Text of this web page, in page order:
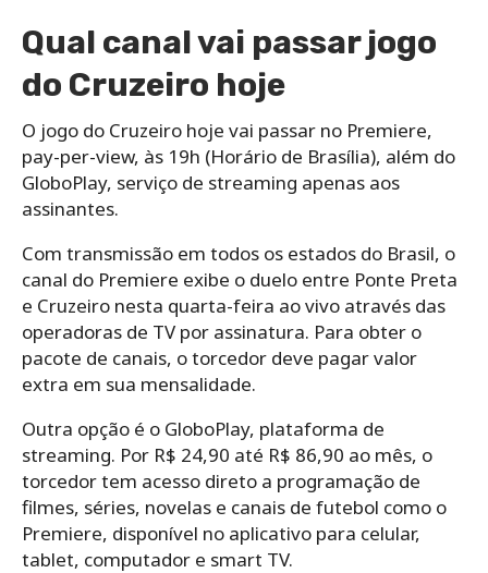
Qual canal vai passar jogo
do Cruzeiro hoje
O jogo do Cruzeiro hoje vai passar no Premiere,
pay-per-view, às 19h (Horário de Brasília), além do
GloboPlay, serviço de streaming apenas aos
assinantes.
Com transmissão em todos os estados do Brasil, o
canal do Premiere exibe o duelo entre Ponte Preta
e Cruzeiro nesta quarta-feira ao vivo através das
operadoras de TV por assinatura. Para obter o
pacote de canais, o torcedor deve pagar valor
extra em sua mensalidade.
Outra opção é o GloboPlay, plataforma de
streaming. Por R$ 24,90 até R$ 86,90 ao mês, o
torcedor tem acesso direto a programação de
filmes, séries, novelas e canais de futebol como o
Premiere, disponível no aplicativo para celular,
tablet, computador e smart TV.